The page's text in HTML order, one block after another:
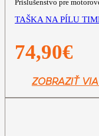
Príslušenstvo pre
TAŠKA NA PÍLU
74,90€
ZOBRAZIŤ